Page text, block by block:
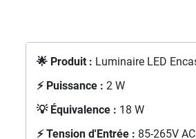
🌟 Produit : Luminaire LED
⚡ Puissance : 2 W
💡 Équivalence : 18 W
⚡ Tension d'Entrée : 85-265V AC